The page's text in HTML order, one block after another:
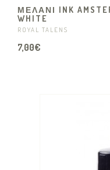
ΜΕΛΑΝΙ INK
WHITE
ROYAL TALENS
7,00€